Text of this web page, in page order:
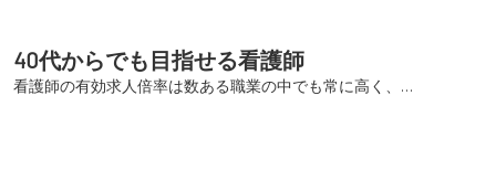
40代からでも目指せる看護師
看護師の有効求人倍率は数ある職業の中でも常に高く、…